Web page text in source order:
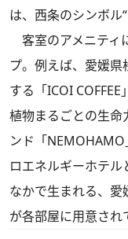
は、西条のシンボル
客室のアメニティ
プ。例えば、愛媛
する「ICOI COFFEE
植物まるごとの⽣命
ンド「
ロエネルギーホテ
なかで⽣まれる、愛
が各部屋に用意され